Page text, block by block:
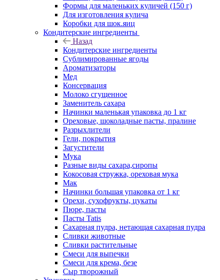
Формы для маленьких куличей (150 г)
Для изготовления кулича
Коробки для шок.яиц
Кондитерские ингредиенты
Назад
Кондитерские ингредиенты
Сублимированные ягоды
Ароматизаторы
Мед
Консервация
Молоко сгущенное
Заменитель сахара
Начинки маленькая упаковка до 1 кг
Ореховые, шоколадные пасты, пралине
Разрыхлители
Гели, покрытия
Загустители
Мука
Разные виды сахара,сиропы
Кокосовая стружка, ореховая мука
Мак
Начинки большая упаковка от 1 кг
Орехи, сухофрукты, цукаты
Пюре, пасты
Пасты Tatis
Сахарная пудра, нетающая сахарная пудра
Сливки животные
Сливки растительные
Смеси для выпечки
Смеси для крема, безе
Сыр творожный